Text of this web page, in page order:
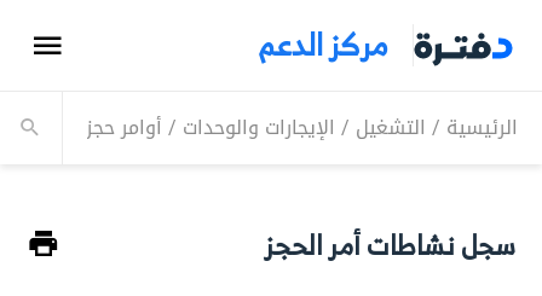
مركز الدعم
الرئيسية / التشغيل / الإيجارات والوحدات /أوامر حجز الوحدات
سجل نشاطات أمر الحجز